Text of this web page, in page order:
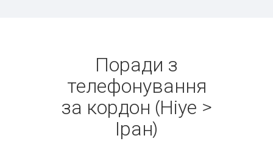
Поради з
телефонування
за кордон (Ніуе >
Іран)